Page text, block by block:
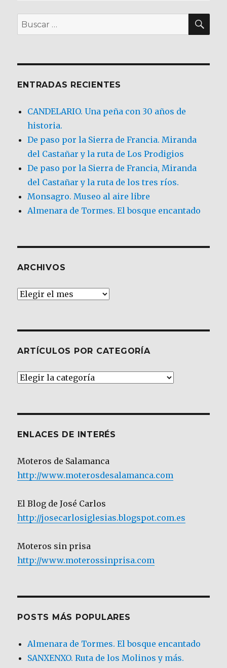
Buscar
por:
ENTRADAS RECIENTES
CANDELARIO. Una peña con 30 años de
historia.
De paso por la Sierra de Francia. Miranda
del Castañar y la ruta de Los Prodigios
De paso por la Sierra de Francia, Miranda
del Castañar y la ruta de los tres ríos.
Monsagro. Museo al aire libre
Almenara de Tormes. El bosque encantado
ARCHIVOS
Archivos
ARTÍCULOS POR CATEGORÍA
Artículos
ENLACES DE INTERÉS
Moteros de Salamanca
http://www.moterosdesalamanca.com
El Blog de José Carlos
http://josecarlosiglesias.blogspot.com.es
Moteros sin prisa
http://www.moterossinprisa.com
POSTS MÁS POPULARES
Almenara de Tormes. El bosque encantado
SANXENXO. Ruta de los Molinos y más.